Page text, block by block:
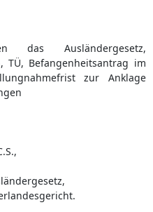
das Ausländergesetz,
TÜ, Befangenheitsantrag im
zur Anklage